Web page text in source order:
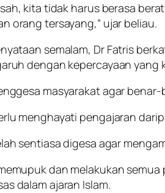
kita tidak harus berasa
orang tersayang,” ujar beliau.
semalam, Dr Fatris
dengan kepercayaan yang
masyarakat agar
menghayati pengajaran
sentiasa digesa agar
dan melakukan
dalam ajaran Islam.